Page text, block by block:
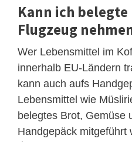
Kann ich
Flugzeug
Wer Lebensmittel im
innerhalb EU-Ländern
kann auch aufs
Lebensmittel wie
belegtes Brot, Gemüse
Handgepäck mitgeführt